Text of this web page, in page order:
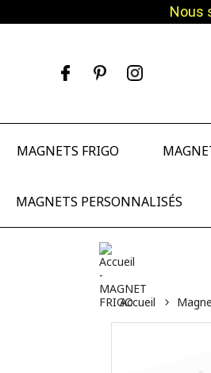
Nous
FacebookPinterest
MAGNETS FRIGO
MAGNETS PERSONNALISÉS
Accueil